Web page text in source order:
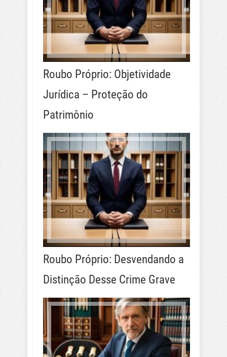
Roubo Próprio: Objetividade
Jurídica – Proteção do
Patrimônio
Roubo Próprio: Desvendando a
Distinção Desse Crime Grave